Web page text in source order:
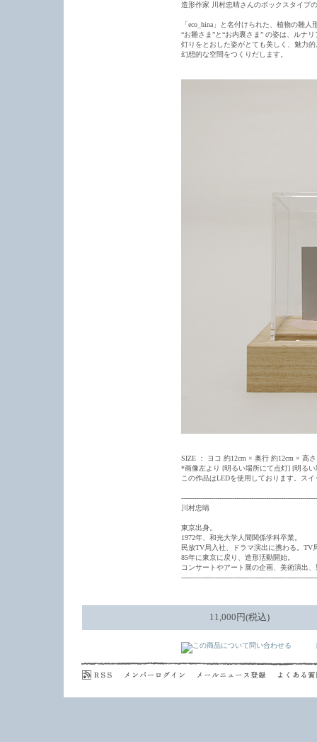
造形作家 川村忠晴さんのボックスタイプ
「eco_hina」と名付けられた、植物の雛人
“お雛さま”と“お内裏さま” の姿は、ルナ
灯りをとおした姿がとても美しく、魅力的
幻想的な空間をつくりだします。
SIZE ： ヨコ 約12cm × 奥行 約12cm × 高
*画像左より [明るい場所にて点灯] [明る
この作品はLEDを使用しております。ス
川村忠晴
東京出身。
1972年、和光大学人間関係学科卒業。
民放TV局入社、ドラマ演出に携わる。TV
85年に東京に戻り、造形活動開始。
コンサートやアート展の企画、美術演出
11,000円(税込)